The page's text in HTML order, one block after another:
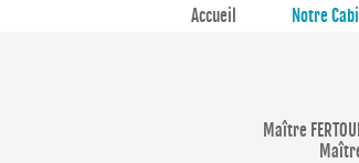
Accueil Notre
Maître